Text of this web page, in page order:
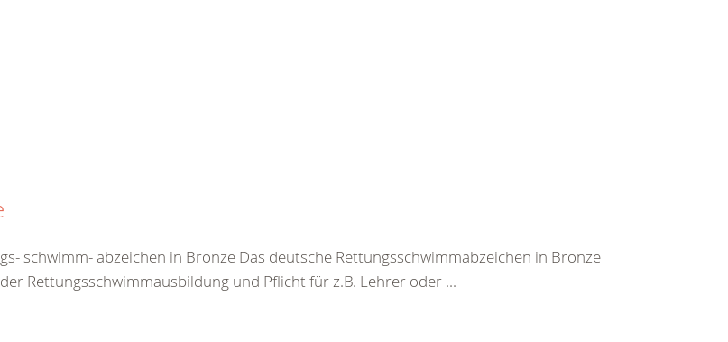
schwimm- abzeichen in Bronze Das deutsche Rettungsschwimmabzeichen in Bronze
Rettungsschwimmausbildung und Pflicht für z.B. Lehrer oder ...